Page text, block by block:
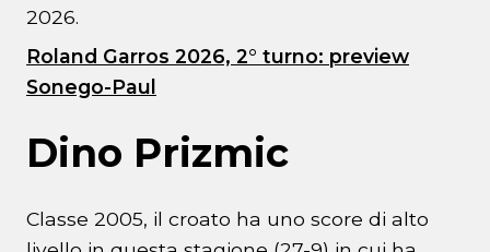
2026.
Roland Garros 2026, 2° turno: preview
Sonego-Paul
Dino Prizmic
Classe 2005, il croato ha uno score di alto